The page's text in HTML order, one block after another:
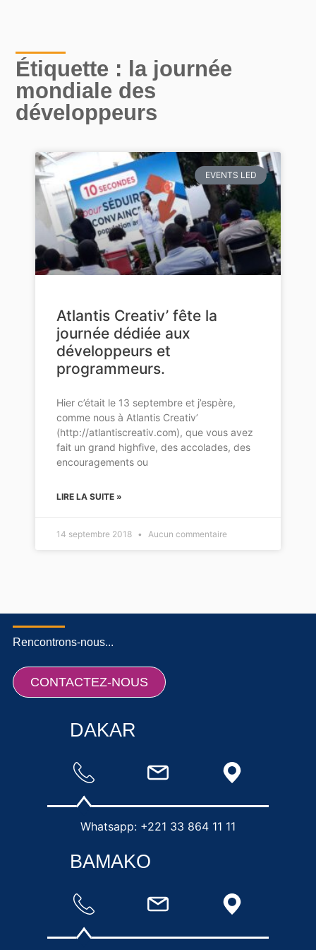
Étiquette : la journée
mondiale des
développeurs
EVENTS LED
Atlantis Creativ’ fête la
journée dédiée aux
développeurs et
programmeurs.
Hier c’était le 13 septembre et j’espère,
comme nous à Atlantis Creativ’
(http://atlantiscreativ.com), que vous avez
fait un grand highfive, des accolades, des
encouragements ou
LIRE LA SUITE »
14 septembre 2018 Aucun commentaire
Rencontrons-nous...
CONTACTEZ-NOUS
DAKAR
Whatsapp: +221 33 864 11 11
BAMAKO